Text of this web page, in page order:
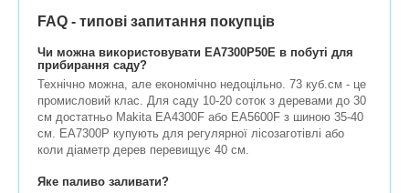
FAQ - типові запитання покупців
Чи можна використовувати EA7300P50E в побуті для
прибирання саду?
Технічно можна, але економічно недоцільно. 73 куб.см - це
промисловий клас. Для саду 10-20 соток з деревами до 30
см достатньо Makita EA4300F або EA5600F з шиною 35-40
см. EA7300P купують для регулярної лісозаготівлі або
коли діаметр дерев перевищує 40 см.
Яке паливо заливати?